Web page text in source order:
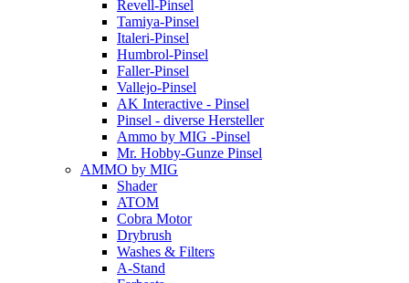
Revell-Pinsel
Tamiya-Pinsel
Italeri-Pinsel
Humbrol-Pinsel
Faller-Pinsel
Vallejo-Pinsel
AK Interactive - Pinsel
Pinsel - diverse Hersteller
Ammo by MIG -Pinsel
Mr. Hobby-Gunze Pinsel
AMMO by MIG
Shader
ATOM
Cobra Motor
Drybrush
Washes & Filters
A-Stand